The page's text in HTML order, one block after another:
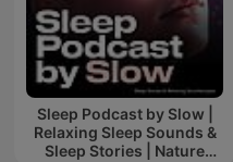
Sleep Podcast by Slow |
Relaxing Sleep Sounds &
Sleep Stories | Nature